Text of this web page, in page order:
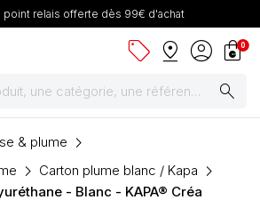
point relais offerte dès 99€ d'achat
sell pin_drop account_circle shopping_bag
0
search
& plume
Carton plume blanc / Kapa
- Blanc - KAPA® Créa